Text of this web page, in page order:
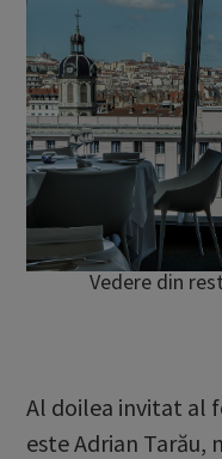
Vedere din
Al doilea invitat al
este Adrian Tarău,